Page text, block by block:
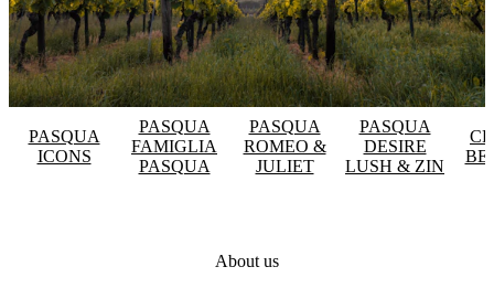
PASQUA
ICONS
PASQUA
FAMIGLIA
PASQUA
PASQUA
ROMEO &
JULIET
PASQUA
DESIRE
LUSH & ZIN
About us